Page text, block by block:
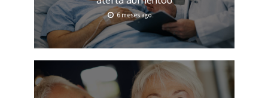
6 meses ago